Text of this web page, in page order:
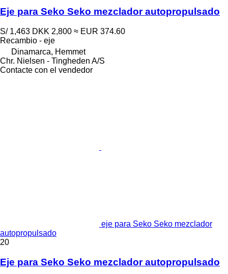
Eje para Seko Seko mezclador autopropulsado
S/ 1,463 DKK 2,800 ≈ EUR 374.60
Recambio - eje
Dinamarca, Hemmet
Chr. Nielsen - Tingheden A/S
Contacte con el vendedor
eje para Seko Seko mezclador
autopropulsado
20
Eje para Seko Seko mezclador autopropulsado